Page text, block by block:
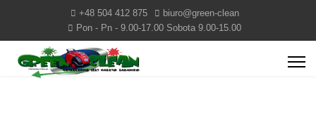
+48 504 412 875
biuro@green-clean
Pon - Pn - 9.00-17.00 Sobota 9.00-15.00